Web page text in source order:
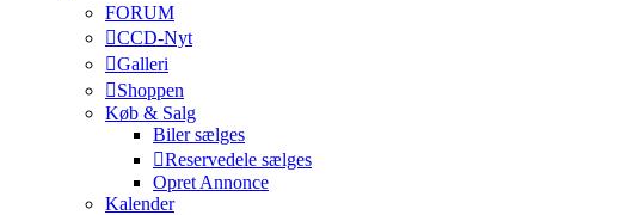
FORUM
CCD-Nyt
Galleri
Shoppen
Køb & Salg
Biler sælges
Reservedele sælges
Opret Annonce
Kalender